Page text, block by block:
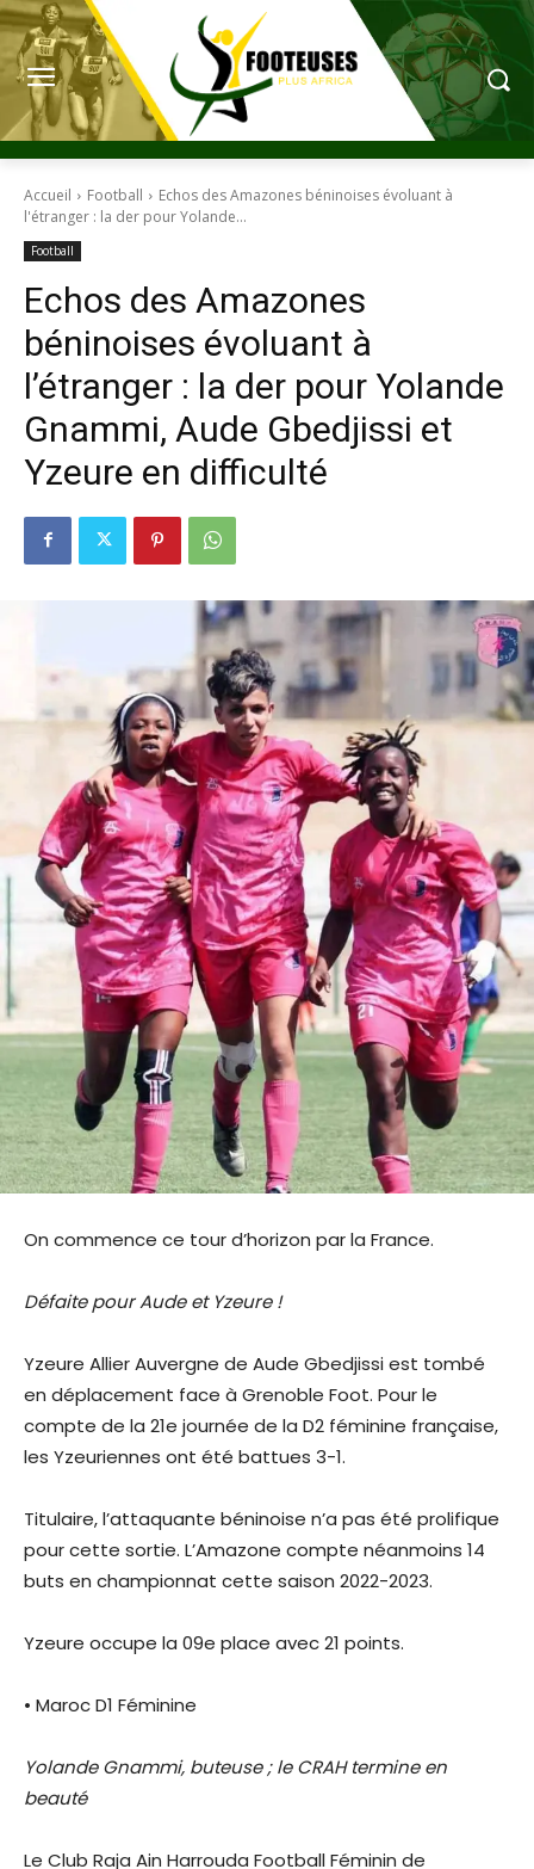
Accueil Football
Echos des Amazones béninoises évoluant à
l'étranger : la der pour Yolande...
Football
Echos des Amazones
béninoises évoluant à
l’étranger : la der pour Yolande
Gnammi, Aude Gbedjissi et
Yzeure en difficulté
On commence ce tour d’horizon par la France.
Défaite pour Aude et Yzeure !
Yzeure Allier Auvergne de Aude Gbedjissi est tombé
en déplacement face à Grenoble Foot. Pour le
compte de la 21e journée de la D2 féminine française,
les Yzeuriennes ont été battues 3-1.
Titulaire, l’attaquante béninoise n’a pas été prolifique
pour cette sortie. L’Amazone compte néanmoins 14
buts en championnat cette saison 2022-2023.
Yzeure occupe la 09e place avec 21 points.
• Maroc D1 Féminine
Yolande Gnammi, buteuse ; le CRAH termine en
beauté
Le Club Raja Ain Harrouda Football Féminin de